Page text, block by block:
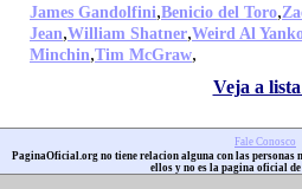
James Gandolfini,Benicio del Toro,
Jean,William Shatner,Weird Al
Minchin,Tim McGraw,
Veja a
Fale Conosco
PaginaOficial.org no tiene relacion alguna con las personas
ellos y no es la pagina oficial